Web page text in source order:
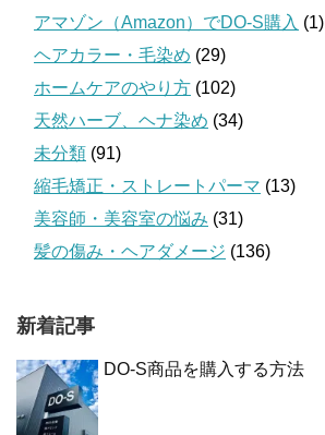
アマゾン（Amazon）でDO-S購入 (1)
ヘアカラー・毛染め (29)
ホームケアのやり方 (102)
天然ハーブ、ヘナ染め (34)
未分類 (91)
縮毛矯正・ストレートパーマ (13)
美容師・美容室の悩み (31)
髪の傷み・ヘアダメージ (136)
新着記事
DO-S商品を購入する方法